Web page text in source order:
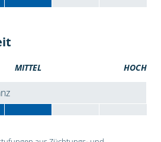
MITTEL HOCH